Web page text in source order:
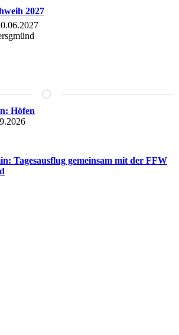
2027
Höfen
Tagesausflug gemeinsam mit der FFW